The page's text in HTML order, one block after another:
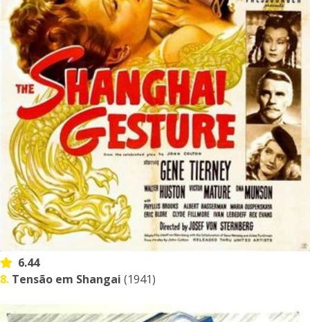
6.44
8. Tensão em Shangai (1941)